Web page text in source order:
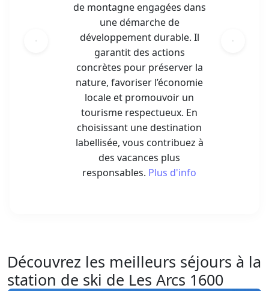
de montagne engagées dans
une démarche de
développement durable. Il
garantit des actions
concrètes pour préserver la
nature, favoriser l’économie
locale et promouvoir un
tourisme respectueux. En
choisissant une destination
labellisée, vous contribuez à
des vacances plus
responsables. Plus d'info
Découvrez les meilleurs séjours à la
station de ski de Les Arcs 1600